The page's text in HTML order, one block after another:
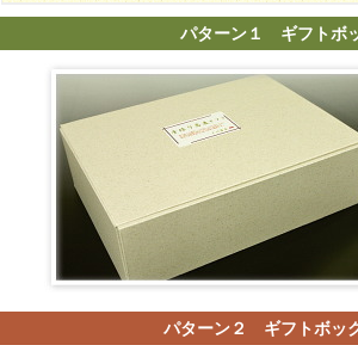
パターン１ ギフトボ
パターン２ ギフトボッ